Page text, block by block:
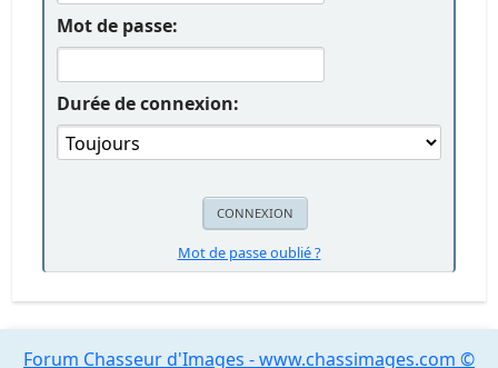
Mot de passe:
Durée de connexion:
Mot de passe oublié ?
Forum Chasseur d'Images - www.chassimages.com ©